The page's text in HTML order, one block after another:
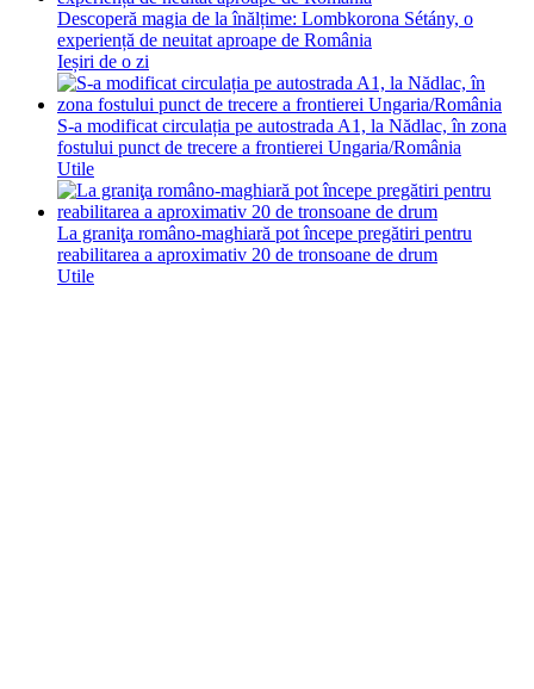
Descoperă magia de la înălțime: Lombkorona Sétány, o
experiență de neuitat aproape de România
Ieșiri de o zi
S-a modificat circulația pe autostrada A1, la Nădlac, în zona
fostului punct de trecere a frontierei Ungaria/România
Utile
La graniţa româno-maghiară pot începe pregătiri pentru
reabilitarea a aproximativ 20 de tronsoane de drum
Utile